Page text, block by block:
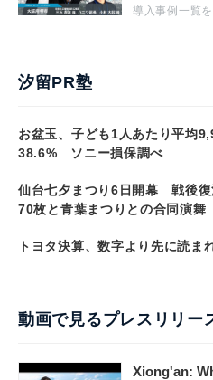
導入事例一覧
汐留PR塾
お盆玉、子ども1人あたり平均
38.6% ソニー損保調べ
仙台七夕まつり6日開幕 戦後
70枚と青葉まつりとの合同演舞
トヨタ決算、数字より先に読ま
動画で見るプレスリリー
Xiong'an: